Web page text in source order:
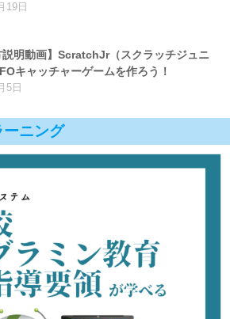
19日
説明動画】ScratchJr（スクラッチジュニ
キャッチャーゲームを作ろう！
5日
ニング